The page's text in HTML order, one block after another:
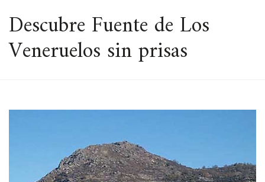
ESPACIO
Descubre Fuente de Los
Veneruelos sin prisas